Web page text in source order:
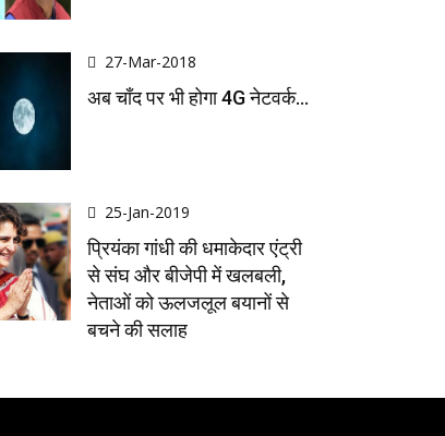
27-Mar-2018
अब चाँद पर भी होगा 4G नेटवर्क...
25-Jan-2019
प्रियंका गांधी की धमाकेदार एंट्री
से संघ और बीजेपी में खलबली,
नेताओं को ऊलजलूल बयानों से
बचने की सलाह